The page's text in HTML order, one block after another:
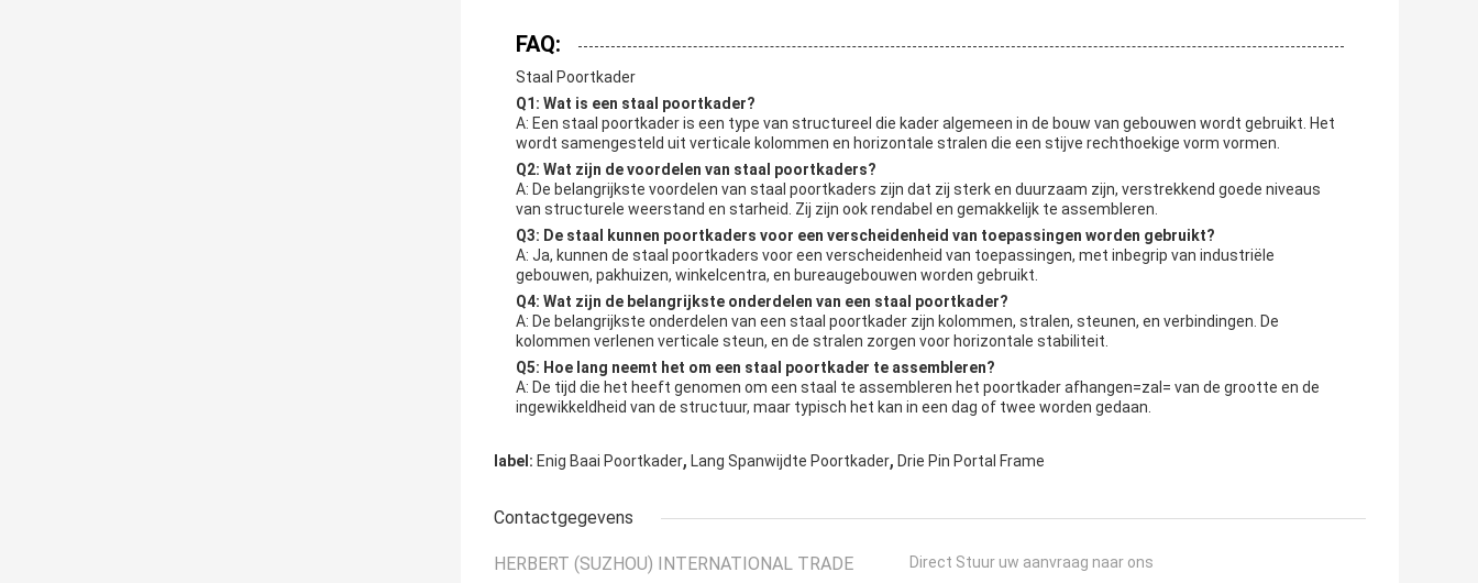
FAQ:
Staal Poortkader
Q1: Wat is een staal poortkader?
A: Een staal poortkader is een type van structureel die kader algemeen in de bouw van gebouwen wordt gebruikt. Het
wordt samengesteld uit verticale kolommen en horizontale stralen die een stijve rechthoekige vorm vormen.
Q2: Wat zijn de voordelen van staal poortkaders?
A: De belangrijkste voordelen van staal poortkaders zijn dat zij sterk en duurzaam zijn, verstrekkend goede niveaus
van structurele weerstand en starheid. Zij zijn ook rendabel en gemakkelijk te assembleren.
Q3: De staal kunnen poortkaders voor een verscheidenheid van toepassingen worden gebruikt?
A: Ja, kunnen de staal poortkaders voor een verscheidenheid van toepassingen, met inbegrip van industriële
gebouwen, pakhuizen, winkelcentra, en bureaugebouwen worden gebruikt.
Q4: Wat zijn de belangrijkste onderdelen van een staal poortkader?
A: De belangrijkste onderdelen van een staal poortkader zijn kolommen, stralen, steunen, en verbindingen. De
kolommen verlenen verticale steun, en de stralen zorgen voor horizontale stabiliteit.
Q5: Hoe lang neemt het om een staal poortkader te assembleren?
A: De tijd die het heeft genomen om een staal te assembleren het poortkader afhangen=zal= van de grootte en de
ingewikkeldheid van de structuur, maar typisch het kan in een dag of twee worden gedaan.
label: Enig Baai Poortkader, Lang Spanwijdte Poortkader, Drie Pin Portal Frame
Contactgegevens
HERBERT (SUZHOU) INTERNATIONAL TRADE
Direct Stuur uw aanvraag naar ons